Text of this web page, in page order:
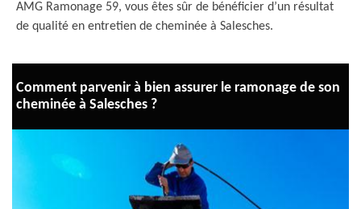
AMG Ramonage 59, vous êtes sûr de bénéficier d’un résultat
de qualité en entretien de cheminée à Salesches.
Comment parvenir à bien assurer le ramonage de son
cheminée à Salesches ?